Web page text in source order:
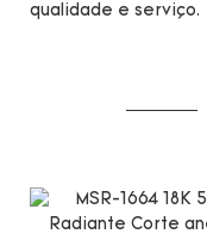
qualidade e serviço.